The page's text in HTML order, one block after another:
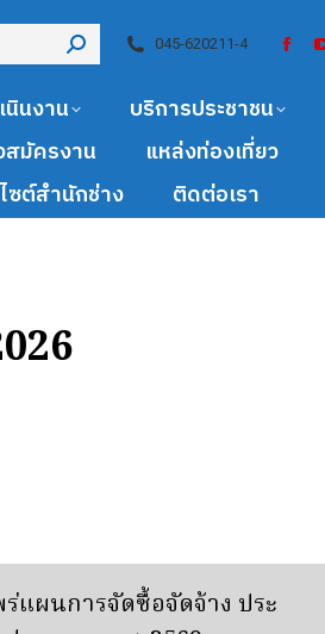
045-620211-4
นงาน บริการประชาชน
สมัครงาน แหล่งท่องเที่ยว
ซต์สำนักช่าง ติดต่อเรา
แผนการจัดซื้อจัดจ้าง ประ